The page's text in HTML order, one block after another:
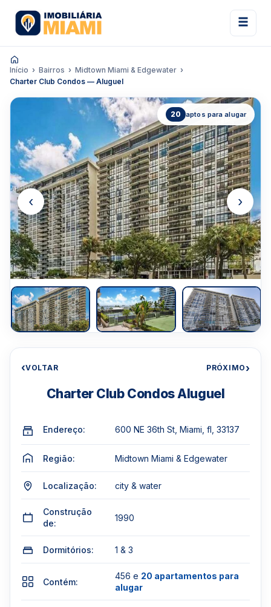
Início Bairros
Midtown Miami & Edgewater
Charter Club Condos — Aluguel
20 aptos para alugar
‹ ›
‹VOLTAR PRÓXIMO›
Charter Club Condos Aluguel
Endereço: 600 NE 36th St, Miami, fl, 33137
Região: Midtown Miami & Edgewater
Localização: city & water
Construção
de:
1990
Dormitórios: 1 & 3
Contém:
456 e 20 apartamentos para
alugar